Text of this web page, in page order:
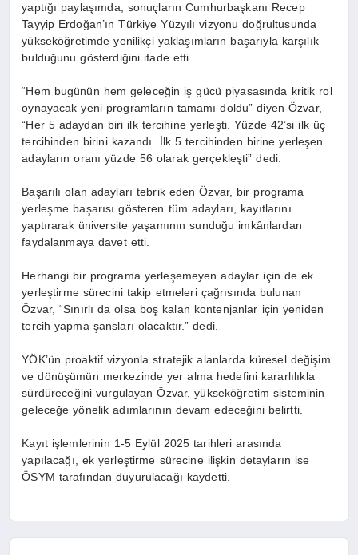
yaptığı paylaşımda, sonuçların Cumhurbaşkanı Recep
Tayyip Erdoğan’ın Türkiye Yüzyılı vizyonu doğrultusunda
yükseköğretimde yenilikçi yaklaşımların başarıyla karşılık
bulduğunu gösterdiğini ifade etti.
“Hem bugünün hem geleceğin iş gücü piyasasında kritik rol
oynayacak yeni programların tamamı doldu” diyen Özvar,
“Her 5 adaydan biri ilk tercihine yerleşti. Yüzde 42’si ilk üç
tercihinden birini kazandı. İlk 5 tercihinden birine yerleşen
adayların oranı yüzde 56 olarak gerçekleşti” dedi.
Başarılı olan adayları tebrik eden Özvar, bir programa
yerleşme başarısı gösteren tüm adayları, kayıtlarını
yaptırarak üniversite yaşamının sunduğu imkânlardan
faydalanmaya davet etti.
Herhangi bir programa yerleşemeyen adaylar için de ek
yerleştirme sürecini takip etmeleri çağrısında bulunan
Özvar, “Sınırlı da olsa boş kalan kontenjanlar için yeniden
tercih yapma şansları olacaktır.” dedi.
YÖK’ün proaktif vizyonla stratejik alanlarda küresel değişim
ve dönüşümün merkezinde yer alma hedefini kararlılıkla
sürdüreceğini vurgulayan Özvar, yükseköğretim sisteminin
geleceğe yönelik adımlarının devam edeceğini belirtti.
Kayıt işlemlerinin 1-5 Eylül 2025 tarihleri arasında
yapılacağı, ek yerleştirme sürecine ilişkin detayların ise
ÖSYM tarafından duyurulacağı kaydetti.